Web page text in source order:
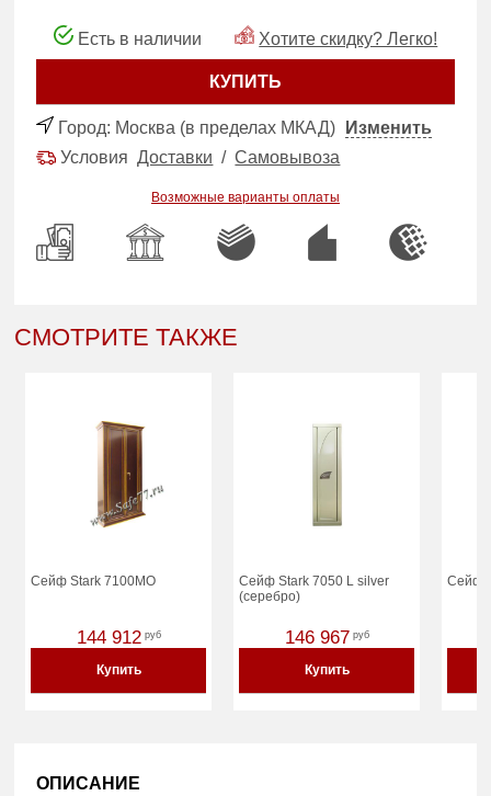
Есть в наличии Хотите скидку? Легко!
КУПИТЬ
Город: Москва (в пределах МКАД)
Изменить
УсловияДоставки /Самовывоза
Возможные варианты оплаты
СМОТРИТЕ ТАКЖЕ
Сейф Stark 7100MO
144 912 руб
Купить
Сейф Stark 7050 L silver
(серебро)
146 967 руб
Купить
Сейф
ОПИСАНИЕ